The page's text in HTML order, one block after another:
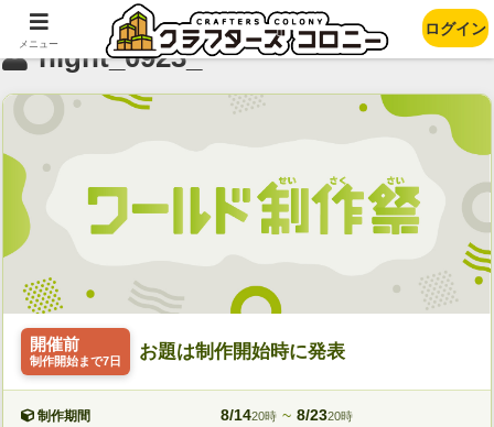
night_0923_
開催前
制作開始まで7日 お題は制作開始時に発表
制作期間 8/1420時 ~ 8/2320時
メニュー
ログイン